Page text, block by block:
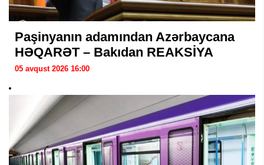
Paşinyanın adamından Azərbaycana
HƏQARƏT – Bakıdan REAKSİYA
05 avqust 2026 16:00